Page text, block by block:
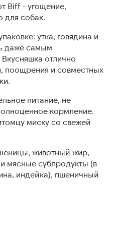
Biff - угощение,
для собак.
утка, говядина и
даже самым
отлично
поощрения и совместных
питание, не
кормление.
миску со свежей
животный жир,
мясные субпродукты (в
индейка), пшеничный